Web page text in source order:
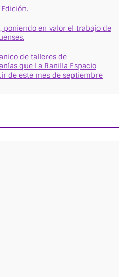
poniendo en valor el trabajo de
de talleres de
que La Ranilla Espacio
de este mes de septiembre